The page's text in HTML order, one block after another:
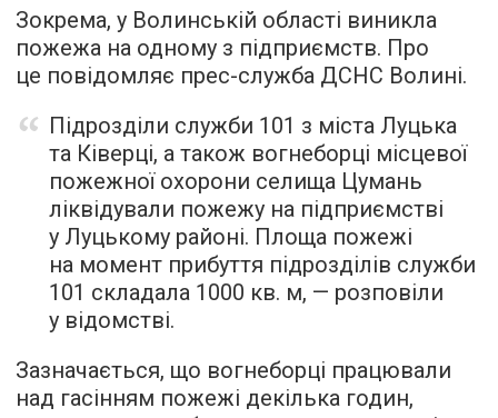
Зокрема, у Волинській області виникла
пожежа на одному з підприємств. Про
це повідомляє прес-служба ДСНС Волині.
Підрозділи служби 101 з міста Луцька
та Ківерці, а також вогнеборці місцевої
пожежної охорони селища Цумань
ліквідували пожежу на підприємстві
у Луцькому районі. Площа пожежі
на момент прибуття підрозділів служби
101 складала 1000 кв. м, — розповіли
у відомстві.
Зазначається, що вогнеборці працювали
над гасінням пожежі декілька годин,